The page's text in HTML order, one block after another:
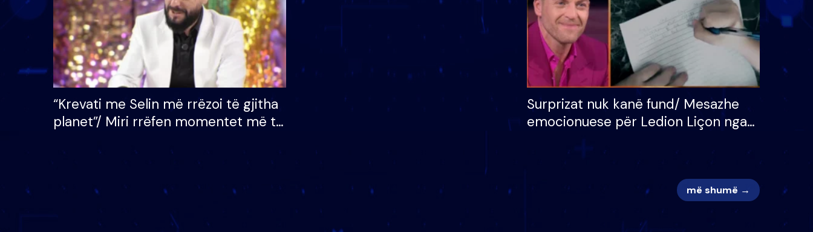
“Krevati me Selin më rrëzoi të gjitha
planet”/ Miri rrëfen momentet më të
mungojë zilja e mëngjesit kur…
Surprizat nuk kanë fund/ Mesazhe
emocionuese për Ledion Liçon nga
më shumë →